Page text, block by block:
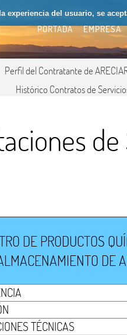
del usuario, se
PORTADA EMPRESA
Perfil del Contratante de
Histórico Contratos de
DE PRODUCTOS
DE
TÉCNICAS